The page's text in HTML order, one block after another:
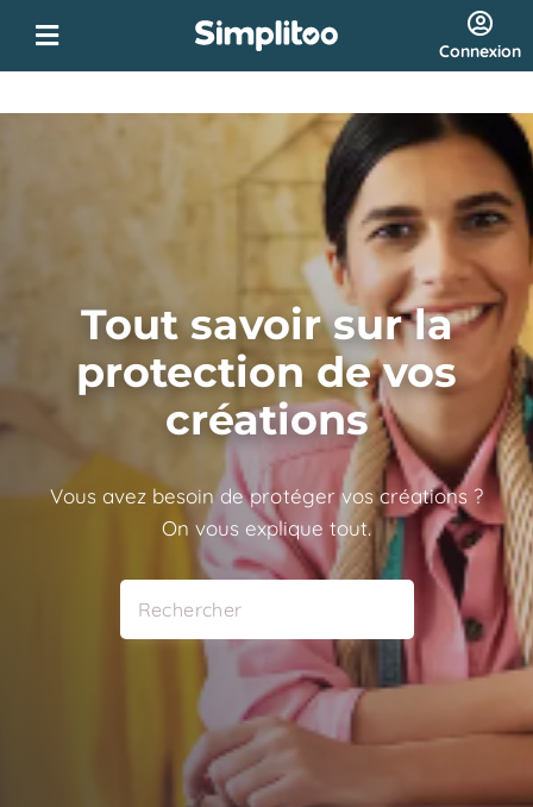
Connexion
Tout savoir sur la
protection de vos
créations
Vous avez besoin de protéger vos créations ?
On vous explique tout.